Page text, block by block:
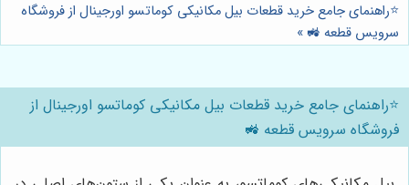
⭐️راهنمای جامع خرید قطعات بیل مکانیکی کوماتسو اورجینال از فروشگاه
سرویس قطعه 🚜 »
⭐️راهنمای جامع خرید قطعات بیل مکانیکی کوماتسو اورجینال از
فروشگاه سرویس قطعه 🚜